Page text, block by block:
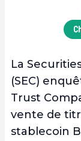
La
(SEC)
Trust
vente de
stablecoin